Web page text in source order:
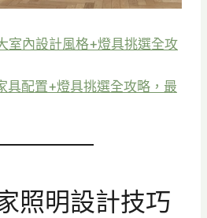
室內設計風格+燈具挑選全攻
具配置+燈具挑選全攻略，最
照明設計技巧